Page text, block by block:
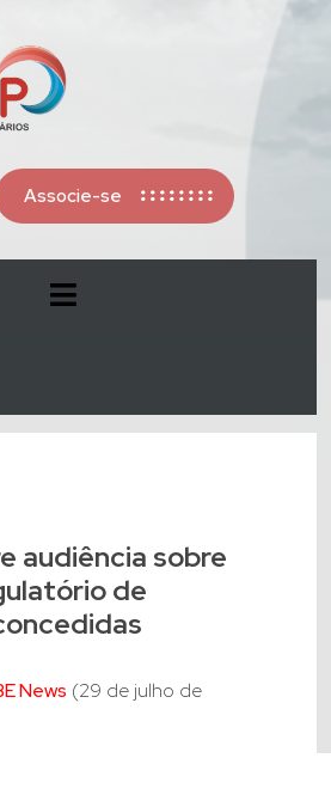
Associe-se
audiência sobre
de
News (29 de julho de